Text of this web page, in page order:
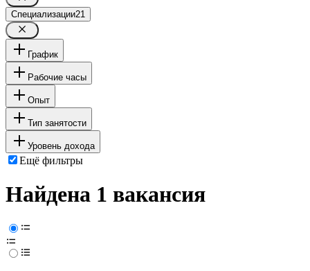
Специализации21
График
Рабочие часы
Опыт
Тип занятости
Уровень дохода
Ещё фильтры
Найдена 1 вакансия